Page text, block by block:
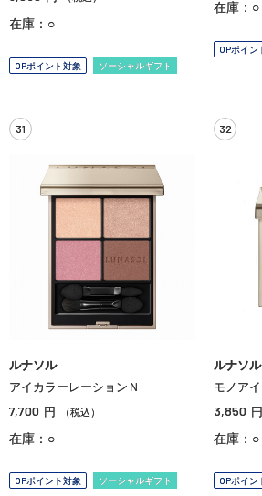
在庫：○
OPポイント対象 ソーシャルギフト
在庫：○
OPポイン
31
ルナソル
アイカラーレーションＮ
7,700 円 （税込）
在庫：○
OPポイント対象 ソーシャルギフト
32
ルナソル
モノア
3,850 円
在庫：○
OPポイン